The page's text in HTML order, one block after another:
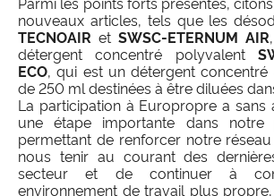
nouveaux articles, tels que les
TECNOAIR et SWSC-ETERNUM AIR
détergent concentré polyvalent
ECO, qui est un détergent concentré
de 250 ml destinées à être diluées
La participation à Europropre a sans
une étape importante dans notre
permettant de renforcer notre
nous tenir au courant des
secteur et de continuer à
environnement de travail plus